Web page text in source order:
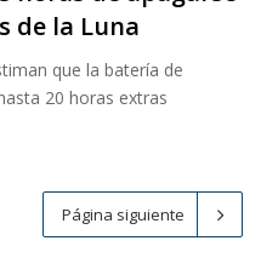
de la Luna
que la batería de
20 horas extras
Página siguiente